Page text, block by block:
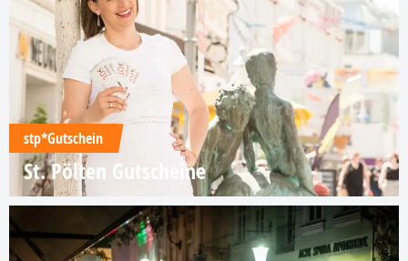
stp*Gutschein
St. Pölten Gutscheine